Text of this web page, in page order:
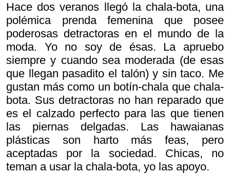
Hace dos veranos llegó la chala-bota, una
polémica prenda femenina que posee
poderosas detractoras en el mundo de la
moda. Yo no soy de ésas. La apruebo
siempre y cuando sea moderada (de esas
que llegan pasadito el talón) y sin taco. Me
gustan más como un botín-chala que chala-
bota. Sus detractoras no han reparado que
es el calzado perfecto para las que tienen
las piernas delgadas. Las hawaianas
plásticas son harto más feas, pero
aceptadas por la sociedad. Chicas, no
teman a usar la chala-bota, yo las apoyo.